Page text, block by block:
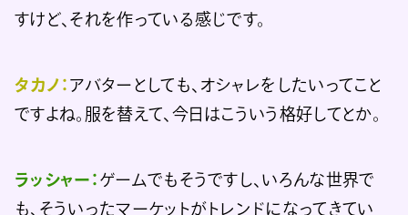
すけど、それを作っている感じです。
タカノ： アバターとしても、オシャレをしたいってこと
ですよね。服を替えて、今日はこういう格好してとか。
ラッシャー： ゲームでもそうですし、いろんな世界で
も、そういったマーケットがトレンドになってきてい